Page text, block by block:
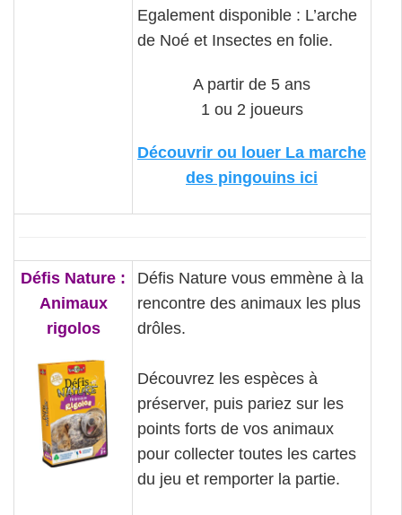
Egalement disponible : L’arche
de Noé et Insectes en folie.
A partir de 5 ans
1 ou 2 joueurs
Découvrir ou louer La marche
des pingouins ici
Défis Nature :
Animaux
rigolos
Défis Nature vous emmène à la
rencontre des animaux les plus
drôles.
Découvrez les espèces à
préserver, puis pariez sur les
points forts de vos animaux
pour collecter toutes les cartes
du jeu et remporter la partie.